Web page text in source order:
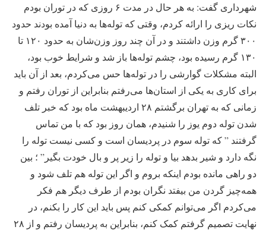
شهرداری گفت: به هر حال در مدت ۶ روزی که در توران بودم
نکات ریزی را ارائه کردم، وقتی که توله‌ها به دنیا آمده بودند حدود
۳۰۰ گرم وزن داشتند و در آن چند روز وزن‌شان به حدود ۱۲۰ تا
۱۳۰ گرم رسیده بود، چشم توله‌ها باز شد و شرایط خوب بود،
البته مشکلات گوارشی را در توله‌ها حس می‌کردم، بعد از آن باید
برای کاری به یکی از استان‌ها می‌رفتم بنابراین از توران رفتم و
زمانی که به تهران برگشتم ۲۸ اردیبهشت ماه بود که خبر تلف
شدن توله دوم یوز را شنیدم، همان روز بود که با من تماس
گرفتند ” که توله سوم در پردیسان است و کسی نیست توله را
نگه دارد و شیر بدهد بیا و توله را زیر پر و بال خودت بگیر” ؛ بین
دو راهی مانده بودم اینکه بروم و اگر این توله هم تلف شود و
همه‌چیز گردن من بیفتد نگران بودم از طرف دیگر هم فکر
می‌کردم اگر می‌توانم کمکی کنم پس باید این کار را بکنم، در
نهایت تصمیم گرفتم کمک کنم، بنابراین به پردیسان رفتم و از ۲۸